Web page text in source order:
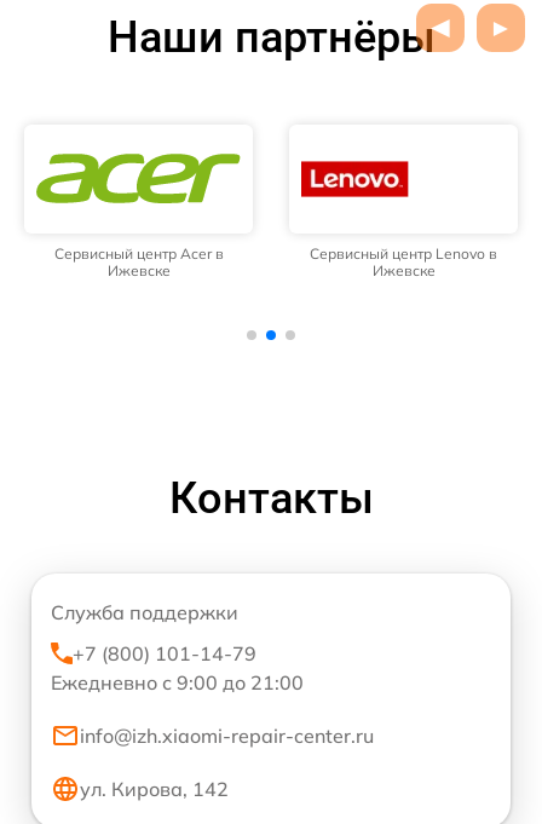
Наши партнёры
Сервисный центр Acer в
Ижевске
Сервисный центр Lenovo в
Ижевске
Контакты
Служба поддержки
+7 (800) 101-14-79
Ежедневно с 9:00 до 21:00
info@izh.xiaomi-repair-center.ru
ул. Кирова, 142